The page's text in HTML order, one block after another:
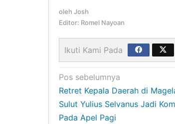
oleh Josh
Editor: Romel Nayoan
Ikuti Kami Pada
Navigasi
pos
Pos sebelumnya
Retret Kepala Daerah di
Sulut Yulius Selvanus Jadi
Pada Apel Pagi